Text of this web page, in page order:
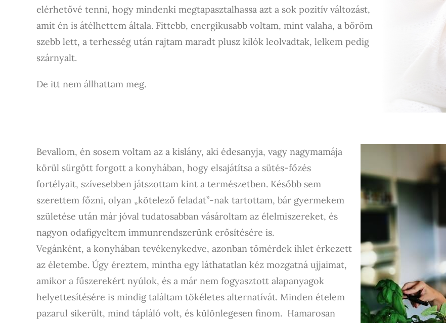
elérhetővé tenni, hogy mindenki megtapasztalhassa azt a sok pozitív változást,
amit én is átélhettem általa. Fittebb, energikusabb voltam, mint valaha, a bőröm
szebb lett, a terhesség után rajtam maradt plusz kilók leolvadtak, lelkem pedig
szárnyalt.
De itt nem állhattam meg.
Bevallom, én sosem voltam az a kislány, aki édesanyja, vagy nagymamája
körül sürgött forgott a konyhában, hogy elsajátítsa a sütés-főzés
fortélyait, szívesebben játszottam kint a természetben. Később sem
szerettem főzni, olyan „kötelező feladat”-nak tartottam, bár gyermekem
születése után már jóval tudatosabban vásároltam az élelmiszereket, és
nagyon odafigyeltem immunrendszerünk erősítésére is.
Vegánként, a konyhában tevékenykedve, azonban tömérdek ihlet érkezett
az életembe. Úgy éreztem, mintha egy láthatatlan kéz mozgatná ujjaimat,
amikor a fűszerekért nyúlok, és a már nem fogyasztott alapanyagok
helyettesítésére is mindig találtam tökéletes alternatívát. Minden ételem
pazarul sikerült, mind tápláló volt, és különlegesen finom. Hamarosan